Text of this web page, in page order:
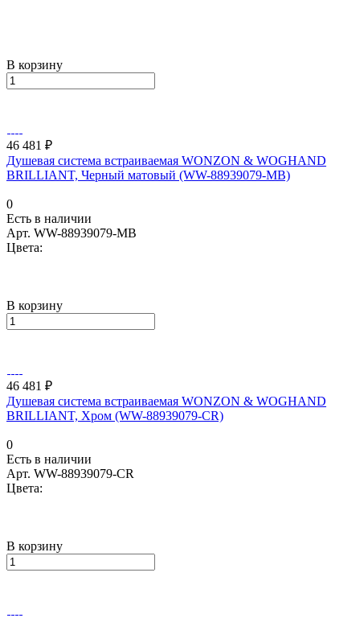
В корзину
46 481 ₽
Душевая система встраиваемая WONZON & WOGHAND
BRILLIANT, Черный матовый (WW-88939079-MB)
0
Есть в наличии
Арт. WW-88939079-MB
Цвета:
В корзину
46 481 ₽
Душевая система встраиваемая WONZON & WOGHAND
BRILLIANT, Хром (WW-88939079-CR)
0
Есть в наличии
Арт. WW-88939079-CR
Цвета:
В корзину